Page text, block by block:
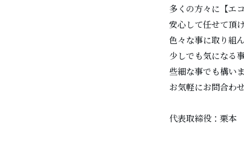
多くの方々に【エ
安心して任せて頂
色々な事に取り組
少しでも気になる
些細な事でも構い
お気軽にお問合わ
代表取締役：栗本